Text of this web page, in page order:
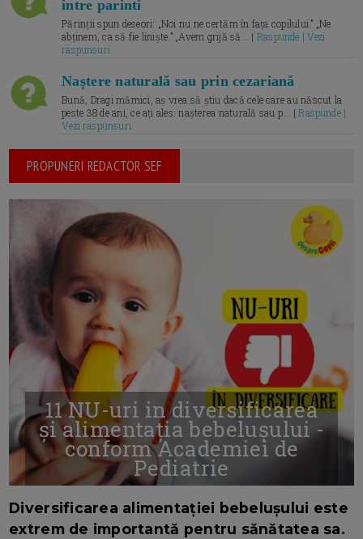
intre parinti
Părinții spun deseori: „Noi nu ne certăm în fața copilului.” „Ne
abținem, ca să fie liniște.” „Avem grijă să... | Raspunde | Vezi
raspunsuri
Naștere naturală sau prin cezariană
Bună, Dragi mămici, aș vrea să știu dacă cele care au născut la
peste 38 de ani, ce ați ales: nașterea naturală sau p... |Raspunde |
Vezi raspunsuri
PROPUNERI REDACTOR SEF
11 NU-uri in diversificarea
și alimentația bebelușului -
conform Academiei de
Pediatrie
Diversificarea alimentației bebelușului este
extrem de importantă pentru sănătatea sa.